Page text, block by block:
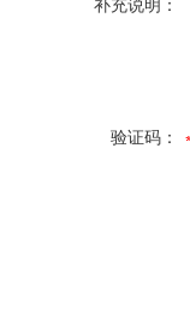
补充说明：
验证码：